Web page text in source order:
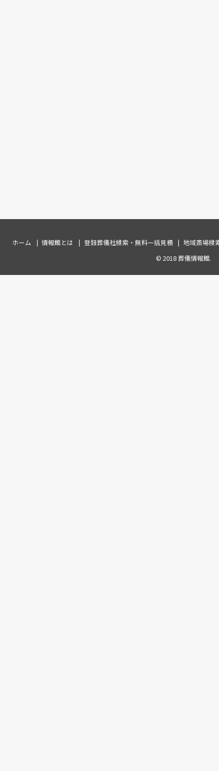
ホーム 情報館とは 登録葬儀社検索・無料一括見積
地域斎場検
© 2018葬儀情報館.